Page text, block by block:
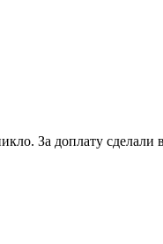
За доплату сделали